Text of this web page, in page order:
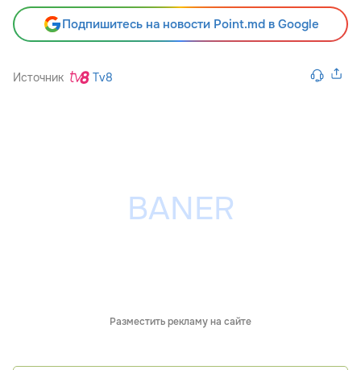
Подпишитесь на новости Point.md в Google
Источник Tv8
Разместить рекламу на сайте